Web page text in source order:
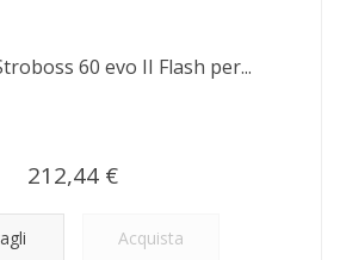
60 evo II Flash per...
212,44 €
Acquista